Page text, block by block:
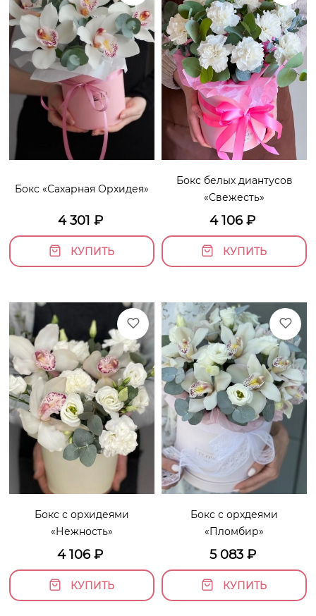
Бокс «Сахарная Орхидея»
4 301 ₽
КУПИТЬ
Бокс белых диантусов
«Свежесть»
4 106₽
КУПИТЬ
Бокс с орхидеями
«Нежность»
4 106₽
КУПИТЬ
Бокс с орхдеями
«Пломбир»
5 083₽
КУПИТЬ